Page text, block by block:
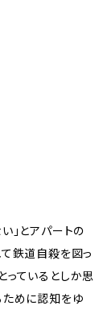
」とアパートの
鉄道自殺を図っ
ているとしか思
ために認知をゆ